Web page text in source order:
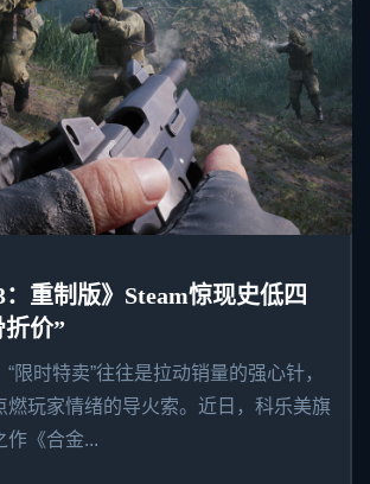
：重制版》Steam惊现史低四
价”
限时特卖”往往是拉动销量的强心针，
燃玩家情绪的导火索。近日，科乐美旗
作《合金...